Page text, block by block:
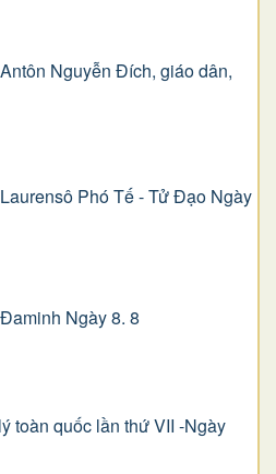
Nguyễn Ðích, giáo dân,
Phó Tế - Tử Đạo Ngày
Ngày 8. 8
toàn quốc lần thứ VII -Ngày